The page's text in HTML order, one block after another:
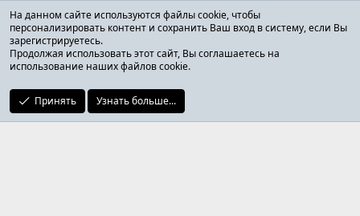
Поделиться страницей
Facebook
X (Twitter)
Reddit
ОТЗЫВЫ ОНЛАЙН ФОРУМ
На данном сайте используются файлы cookie, чтобы
персонализировать контент и сохранить Ваш вход в систему, если Вы
зарегистрируетесь.
Продолжая использовать этот сайт, Вы соглашаетесь на
использование наших файлов cookie.
Принять Узнать больше...